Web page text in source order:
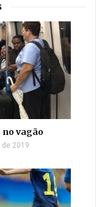
vagão
de 2019